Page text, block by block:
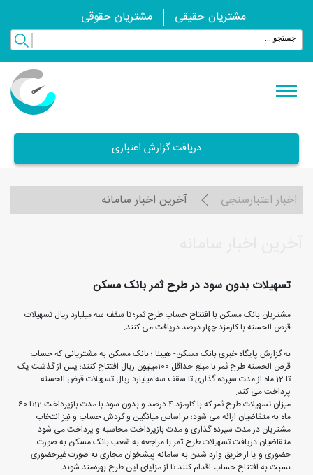
مشتریان حقیقی مشتریان حقوقی
دریافت گزارش اعتباری
اخبار اعتبارسنجی آخرین اخبار سامانه
تسهیلات بدون سود در طرح ثمر بانک مسکن
مشتریان بانک مسکن با افتتاح حساب طرح ثمر؛ تا سقف سه میلیارد ریال تسهیلات
قرض الحسنه با کارمزد چهار درصد دریافت می کنند.
به گزارش پایگاه خبری بانک مسکن- هیبنا ؛ بانک مسکن به مشتریانی که حساب
قرض الحسنه طرح ثمر با مبلغ حداقل 100میلیون ریال افتتاح کنند؛ پس از گذشت یک
تا 12 ماه از مدت سپرده گذاری تا سقف سه میلیارد ریال تسهیلات قرض الحسنه
پرداخت می کند.
میزان تسهیلات طرح ثمر که با کارمزد 4 درصد و بدون سود با مدت بازپرداخت 12تا 60
ماه به متقاضیان ارائه می شود؛ بر اساس میانگین و گردش حساب و نیز انتخاب
مشتریان در مدت سپرده گذاری و مدت بازپرداخت محاسبه و پرداخت می شود.
متقاضیان دریافت تسهیلات طرح ثمر با مراجعه به شعب بانک مسکن به صورت
حضوری و یا از طریق وارد شدن به سامانه پیشخوان مجازی به صورت غیرحضوری
نسبت به افتتاح حساب اقدام کنند تا از مزایای این طرح بهره‌مند شوند.